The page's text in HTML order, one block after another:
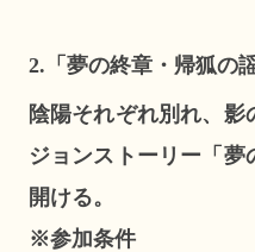
2.「夢の終章・帰狐の
陰陽それぞれ別れ、影
ジョンストーリー「夢
開ける。
※参加条件